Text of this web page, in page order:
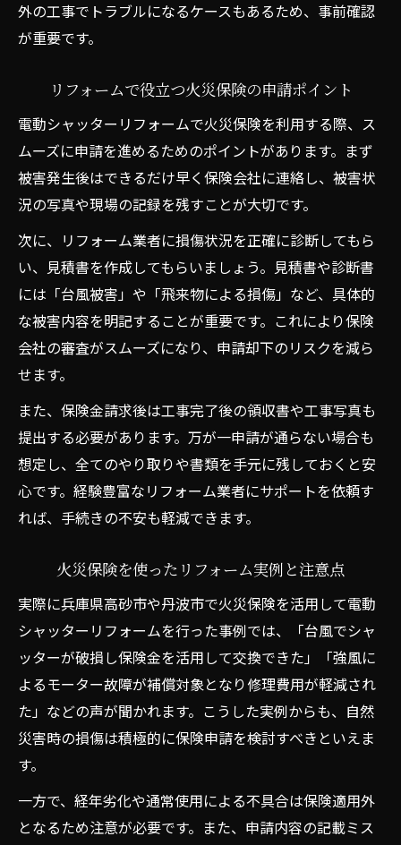
外の工事でトラブルになるケースもあるため、事前確認
が重要です。
リフォームで役立つ火災保険の申請ポイント
電動シャッターリフォームで火災保険を利用する際、ス
ムーズに申請を進めるためのポイントがあります。まず
被害発生後はできるだけ早く保険会社に連絡し、被害状
況の写真や現場の記録を残すことが大切です。
次に、リフォーム業者に損傷状況を正確に診断してもら
い、見積書を作成してもらいましょう。見積書や診断書
には「台風被害」や「飛来物による損傷」など、具体的
な被害内容を明記することが重要です。これにより保険
会社の審査がスムーズになり、申請却下のリスクを減ら
せます。
また、保険金請求後は工事完了後の領収書や工事写真も
提出する必要があります。万が一申請が通らない場合も
想定し、全てのやり取りや書類を手元に残しておくと安
心です。経験豊富なリフォーム業者にサポートを依頼す
れば、手続きの不安も軽減できます。
火災保険を使ったリフォーム実例と注意点
実際に兵庫県高砂市や丹波市で火災保険を活用して電動
シャッターリフォームを行った事例では、「台風でシャ
ッターが破損し保険金を活用して交換できた」「強風に
よるモーター故障が補償対象となり修理費用が軽減され
た」などの声が聞かれます。こうした実例からも、自然
災害時の損傷は積極的に保険申請を検討すべきといえま
す。
一方で、経年劣化や通常使用による不具合は保険適用外
となるため注意が必要です。また、申請内容の記載ミス